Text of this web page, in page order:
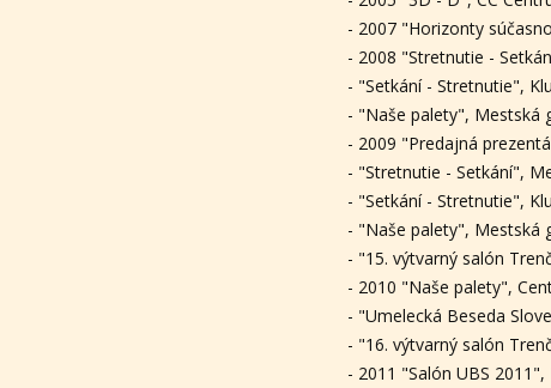
- 2007 "Horizonty
- 2008 "Stretnutie -
- "Setkání - Stretnutie",
- "Naše palety", Mestská
- 2009 "Predajná
- "Stretnutie - Setkání",
- "Setkání - Stretnutie",
- "Naše palety", Mestská
- "15. výtvarný salón
- 2010 "Naše palety",
- "Umelecká Beseda
- "16. výtvarný salón
- 2011 "Salón UBS